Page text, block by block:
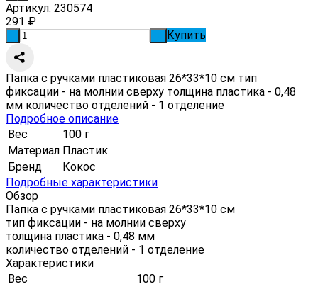
Артикул: 230574
291 ₽
Купить
Папка с ручками пластиковая 26*33*10 см тип
фиксации - на молнии сверху толщина пластика - 0,48
мм количество отделений - 1 отделение
Подробное описание
Вес
100 г
Материал Пластик
Бренд
Кокос
Подробные характеристики
Обзор
Папка с ручками пластиковая 26*33*10 см
тип фиксации - на молнии сверху
толщина пластика - 0,48 мм
количество отделений - 1 отделение
Характеристики
Вес
100 г